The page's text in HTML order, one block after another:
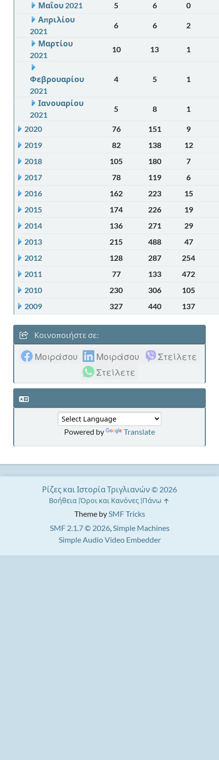
Μαΐου 2021 5 6
0
Απριλίου
2021
6 6
2
Μαρτίου
2021
10 13 1
Φεβρουαρίου
2021
4 5 1
Ιανουαρίου
2021
5 8 1
2020 76 151
9
2019
82 138
12
2018
105 180
7
2017
78 119
6
2016
162 223
15
2015
174 226
19
2014
136 271
29
2013
215 488
47
2012
128 287
254
2011
77 133
472
2010
230 306
105
2009
327 440 137
Κοινοποιήστε σε:
Μοιράσου Μοιράσου
Στείλετε
Στείλετε
Powered by Translate
Theme bySMF Tricks
SMF 2.1.7 © 2026,Simple Machines
Simple Audio Video Embedder
Ρίζες και Ιστορία Τριγλιανών © 2026
Βοήθεια Όροι και Κανόνες Πάνω